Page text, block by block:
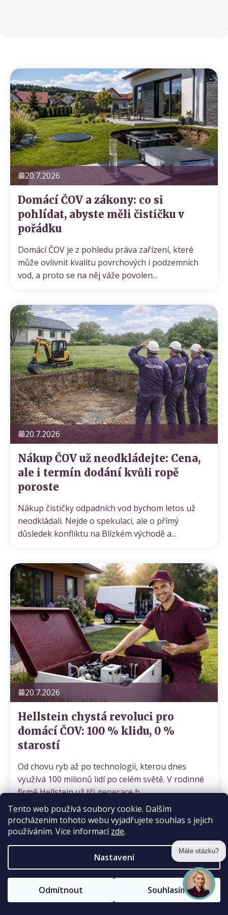
Tento web používá soubory cookie. Dalším
procházením tohoto webu vyjadřujete souhlas s jejich
používáním. Více informacízde.
Nastavení
Odmítnout Souhlasím
20.7.2026
Domácí ČOV a zákony: co si
pohlídat, abyste měli čističku v
pořádku
Domácí ČOV je z pohledu práva zařízení, které
může ovlivnit kvalitu povrchových i podzemních
vod, a proto se na něj váže povolen...
20.7.2026
Nákup ČOV už neodkládejte: Cena,
ale i termín dodání kvůli ropě
poroste
Nákup čističky odpadních vod bychom letos už
neodkládali. Nejde o spekulaci, ale o přímý
důsledek konfliktu na Blízkém východě a...
20.7.2026
Hellstein chystá revoluci pro
domácí ČOV: 100 % klidu, 0 %
starostí
Od chovu ryb až po technologii, kterou dnes
využívá 100 milionů lidí po celém světě. V rodinné
firmě Hellstein už tři generace h...